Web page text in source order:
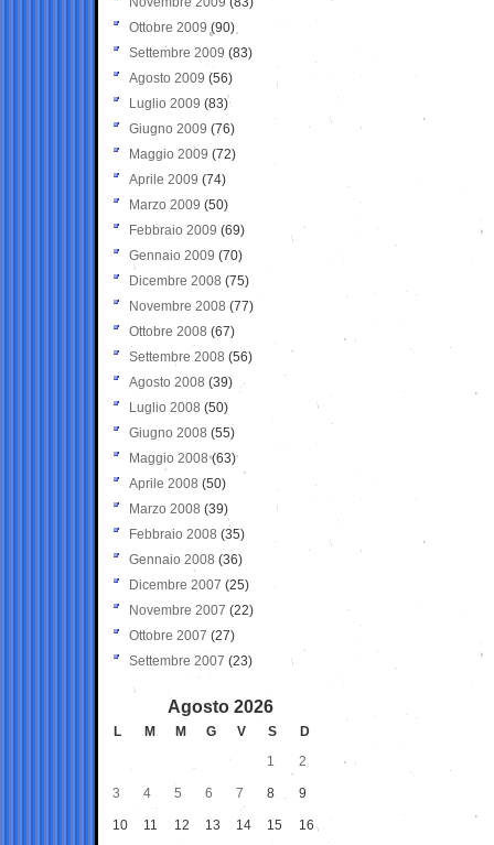
Ottobre 2009 (90)
Settembre 2009 (83)
Agosto 2009 (56)
Luglio 2009 (83)
Giugno 2009 (76)
Maggio 2009 (72)
Aprile 2009 (74)
Marzo 2009 (50)
Febbraio 2009 (69)
Gennaio 2009 (70)
Dicembre 2008 (75)
Novembre 2008 (77)
Ottobre 2008 (67)
Settembre 2008 (56)
Agosto 2008 (39)
Luglio 2008 (50)
Giugno 2008 (55)
Maggio 2008(63)
Aprile 2008 (50)
Marzo 2008 (39)
Febbraio 2008 (35)
Gennaio 2008 (36)
Dicembre 2007 (25)
Novembre 2007 (22)
Ottobre 2007 (27)
Settembre 2007 (23)
Agosto 2026
L M M G V S
D
1
2
3 4 5 6 7 8 9
10 11 12 13 14 15 16